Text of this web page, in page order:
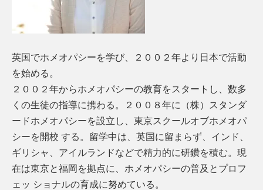
英国でホメオパシーを学び、２００２年より日本で活動
を始める。
２００２年からホメオパシーの教育をスタートし、数多
くの生徒の指導に携わる。２００８年に（株）スタンダ
ードホメオパシーを設立し、東京スクールオブホメオパ
シーを開校 する。留学中は、英国に留まらず、インド、
ギリシャ、アイルランドなどで精力的に研鑽を積む。現
在は東京と福岡を拠点に、ホメオパシーの普及とプロフ
ェッ ショナルの育成に努めている。